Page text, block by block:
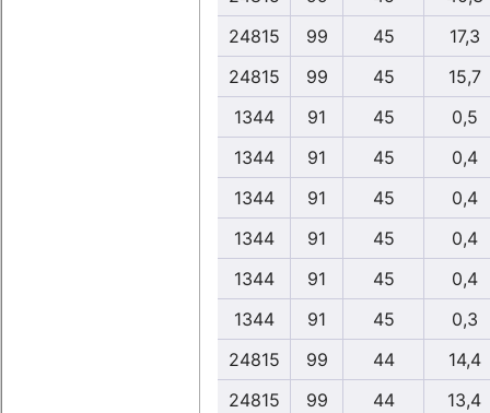
24815
99 45
17,3
24815
99 45
15,7
1344
91 45
0,5
1344
91 45
0,4
1344
91 45
0,4
1344
91 45
0,4
1344
91 45
0,4
1344
91 45
0,3
24815
99 44
14,4
24815
99 44
13,4